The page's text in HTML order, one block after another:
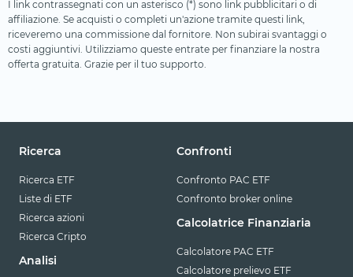
I link contrassegnati con un asterisco (*) sono link pubblicitari o di
affiliazione. Se acquisti o completi un'azione tramite questi link,
riceveremo una commissione dal fornitore. Non subirai svantaggi o
costi aggiuntivi. Utilizziamo queste entrate per finanziare la nostra
offerta gratuita. Grazie per il tuo supporto.
Ricerca
Ricerca ETF
Liste di ETF
Ricerca azioni
Ricerca Cripto
Analisi
Confronti
Confronto PAC ETF
Confronto broker online
Calcolatrice Finanziaria
Calcolatore PAC ETF
Calcolatore prelievo ETF